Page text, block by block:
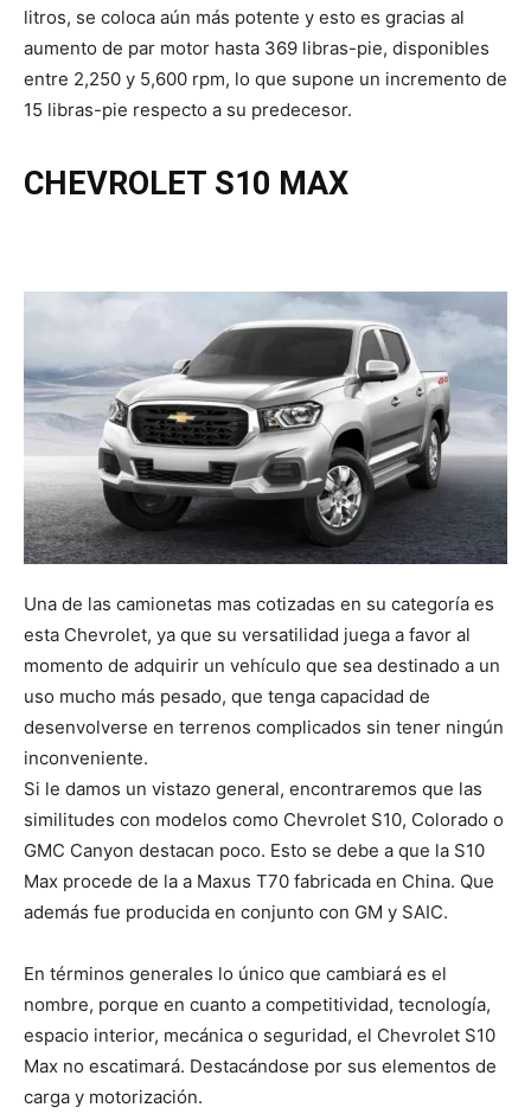
litros, se coloca aún más potente y esto es gracias al
aumento de par motor hasta 369 libras-pie, disponibles
entre 2,250 y 5,600 rpm, lo que supone un incremento de
15 libras-pie respecto a su predecesor.
CHEVROLET S10 MAX
Una de las camionetas mas cotizadas en su categoría es
esta Chevrolet, ya que su versatilidad juega a favor al
momento de adquirir un vehículo que sea destinado a un
uso mucho más pesado, que tenga capacidad de
desenvolverse en terrenos complicados sin tener ningún
inconveniente.
Si le damos un vistazo general, encontraremos que las
similitudes con modelos como Chevrolet S10, Colorado o
GMC Canyon destacan poco. Esto se debe a que la S10
Max procede de la a Maxus T70 fabricada en China. Que
además fue producida en conjunto con GM y SAIC.
En términos generales lo único que cambiará es el
nombre, porque en cuanto a competitividad, tecnología,
espacio interior, mecánica o seguridad, el Chevrolet S10
Max no escatimará. Destacándose por sus elementos de
carga y motorización.